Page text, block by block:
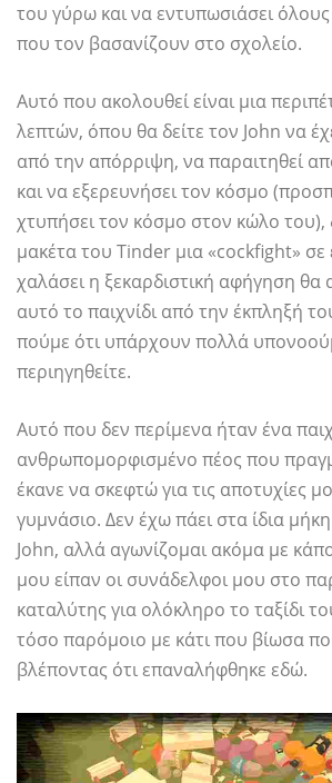
του γύρω και να εντυπωσιάσει
που τον βασανίζουν στο σχολείο.
Αυτό που ακολουθεί είναι μια
λεπτών, όπου θα δείτε τον John να
από την απόρριψη, να παραιτηθεί
και να εξερευνήσει τον κόσμο
χτυπήσει τον κόσμο στον κώλο του),
μακέτα του Tinder μια «cockfight» σε
χαλάσει η ξεκαρδιστική αφήγηση θα
αυτό το παιχνίδι από την έκπληξή
πούμε ότι υπάρχουν πολλά
περιηγηθείτε.
Αυτό που δεν περίμενα ήταν ένα
ανθρωπομορφισμένο πέος που
έκανε να σκεφτώ για τις αποτυχίες
γυμνάσιο. Δεν έχω πάει στα ίδια
John, αλλά αγωνίζομαι ακόμα με
μου είπαν οι συνάδελφοι μου στο
καταλύτης για ολόκληρο το ταξίδι
τόσο παρόμοιο με κάτι που βίωσα
βλέποντας ότι επαναλήφθηκε εδώ.